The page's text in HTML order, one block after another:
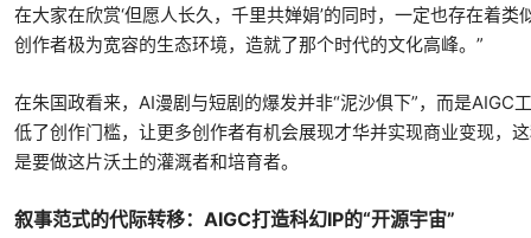
在大家在欣赏‘但愿人长久，千里共婵娟’的同时，一定也存在着
创作者极为宽容的生态环境，造就了那个时代的文化高峰。”
在朱国政看来，AI漫剧与短剧的爆发并非“泥沙俱下”，而是AIGC
低了创作门槛，让更多创作者有机会展现才华并实现商业变现，
是要做这片沃土的灌溉者和培育者。
叙事范式的代际转移：AIGC打造科幻IP的“开源宇宙”